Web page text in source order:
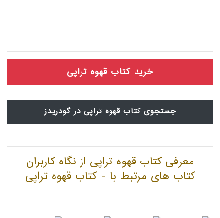
خرید کتاب قهوه تراپی
جستجوی کتاب قهوه تراپی در گودریدز
معرفی کتاب قهوه تراپی از نگاه کاربران
کتاب های مرتبط با - کتاب قهوه تراپی